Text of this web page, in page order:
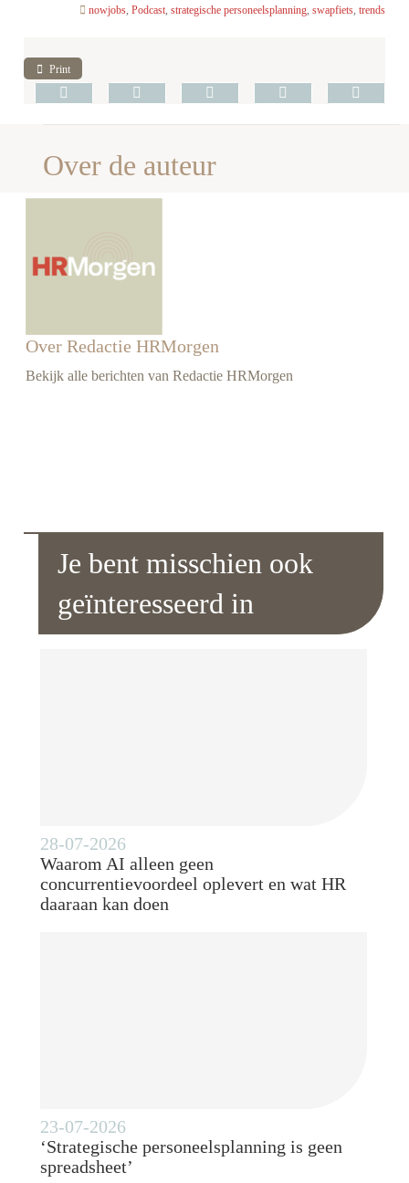
nowjobs, Podcast, strategische personeelsplanning, swapfiets, trends
Print
Over de auteur
Over Redactie HRMorgen
Bekijk alle berichten van Redactie HRMorgen
Je bent misschien ook
geïnteresseerd in
28-07-2026
Waarom AI alleen geen
concurrentievoordeel oplevert en wat HR
daaraan kan doen
23-07-2026
‘Strategische personeelsplanning is geen
spreadsheet’